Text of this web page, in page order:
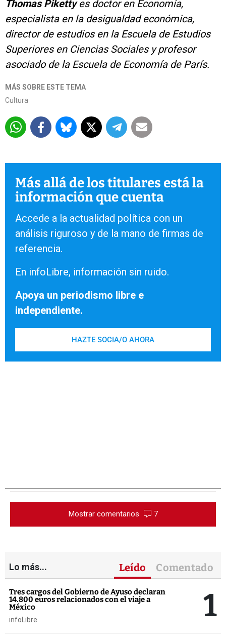
Thomas Pikettyes doctor en Economía,
especialista en la desigualdad económica,
director de estudios en la Escuela de Estudios
Superiores en Ciencias Sociales y profesor
asociado de la Escuela de Economía de París.
MÁS SOBRE ESTE TEMA
Cultura
Más allá de los titulares está la
información que cuenta
Accede a la actualidad política con un
análisis riguroso y de la mano de firmas de
referencia.
En infoLibre, información sin ruido.
Apoya un periodismo libre e
independiente.
HAZTE SOCIA/O AHORA
Mostrar comentarios 7
Lo más... Leído Comentado
Tres cargos del Gobierno de Ayuso declaran
14.800 euros relacionados con el viaje a
México
infoLibre 1